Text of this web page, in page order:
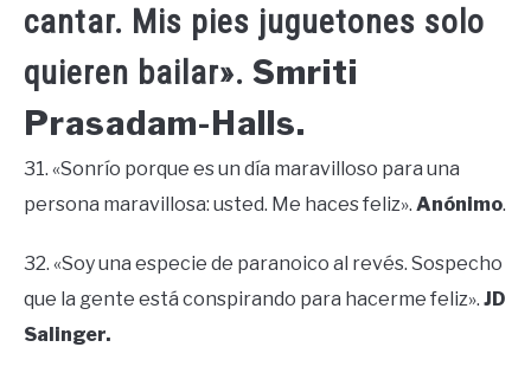
cantar. Mis pies juguetones solo
quieren bailar». Smriti
Prasadam-Halls.
31. «Sonrío porque es un día maravilloso para una
persona maravillosa: usted. Me haces feliz». Anónimo.
32. «Soy una especie de paranoico al revés. Sospecho
que la gente está conspirando para hacerme feliz». JD
Salinger.